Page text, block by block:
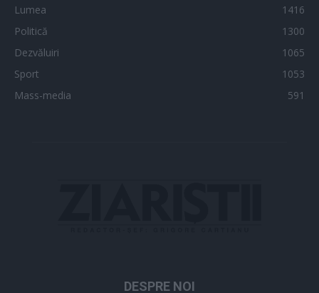
Lumea
1416
Politică
1300
Dezvăluiri
1065
Sport
1053
Mass-media
591
DESPRE NOI